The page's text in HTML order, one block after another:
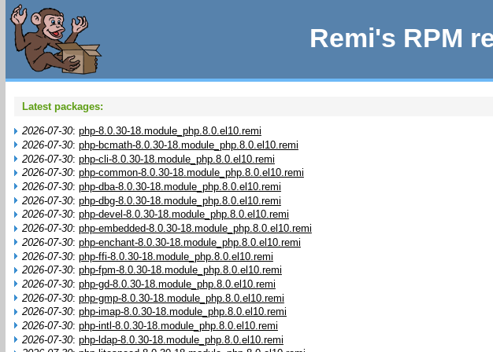
Remi's RPM
Latest packages:
2026-07-30: php-8.0.30-18.module_php.8.0.el10.remi
2026-07-30: php-bcmath-8.0.30-18.module_php.8.0.el10.remi
2026-07-30: php-cli-8.0.30-18.module_php.8.0.el10.remi
2026-07-30: php-common-8.0.30-18.module_php.8.0.el10.remi
2026-07-30: php-dba-8.0.30-18.module_php.8.0.el10.remi
2026-07-30: php-dbg-8.0.30-18.module_php.8.0.el10.remi
2026-07-30: php-devel-8.0.30-18.module_php.8.0.el10.remi
2026-07-30: php-embedded-8.0.30-18.module_php.8.0.el10.remi
2026-07-30: php-enchant-8.0.30-18.module_php.8.0.el10.remi
2026-07-30: php-ffi-8.0.30-18.module_php.8.0.el10.remi
2026-07-30: php-fpm-8.0.30-18.module_php.8.0.el10.remi
2026-07-30: php-gd-8.0.30-18.module_php.8.0.el10.remi
2026-07-30: php-gmp-8.0.30-18.module_php.8.0.el10.remi
2026-07-30: php-imap-8.0.30-18.module_php.8.0.el10.remi
2026-07-30: php-intl-8.0.30-18.module_php.8.0.el10.remi
2026-07-30: php-ldap-8.0.30-18.module_php.8.0.el10.remi